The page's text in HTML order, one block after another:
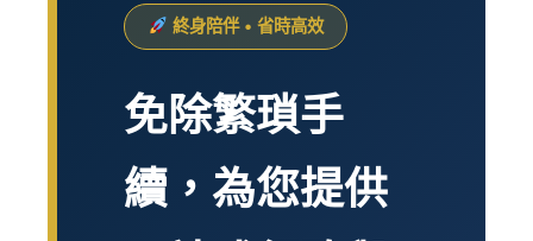
終身陪伴 • 省時高效
免除繁瑣手
續，為您提供